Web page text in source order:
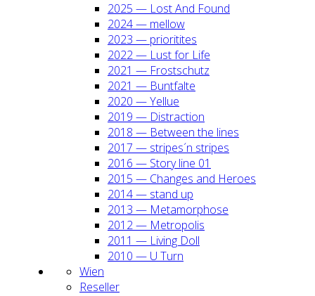
2025 — Lost And Found
2024 — mel­low
2023 — prio­ri­ti­tes
2022 — Lust for Life
2021 — Frost­schutz
2021 — Bunt­fal­te
2020 — Yel­lue
2019 — Dis­trac­tion
2018 — Bet­ween the lines
2017 — stripes´n stripes
2016 — Sto­ry line 01
2015 — Chan­ges and Heroes
2014 — stand up
2013 — Meta­mor­pho­se
2012 — Metro­po­lis
2011 — Living Doll
2010 — U Turn
Wien
Resel­ler